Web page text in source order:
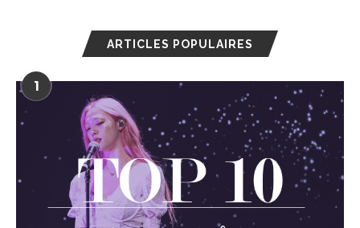
ARTICLES POPULAIRES
1